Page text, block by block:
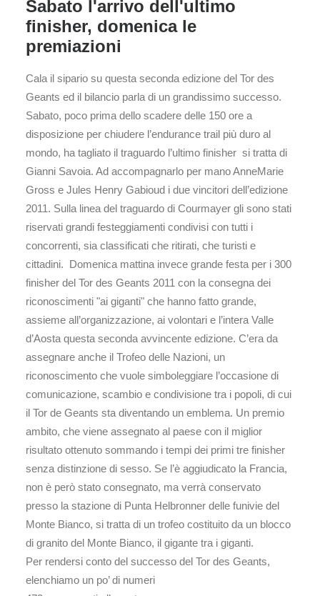
Sabato l'arrivo dell'ultimo
finisher, domenica le
premiazioni
Cala il sipario su questa seconda edizione del Tor des
Geants ed il bilancio parla di un grandissimo successo.
Sabato, poco prima dello scadere delle 150 ore a
disposizione per chiudere l’endurance trail più duro al
mondo, ha tagliato il traguardo l’ultimo finisher si tratta di
Gianni Savoia. Ad accompagnarlo per mano AnneMarie
Gross e Jules Henry Gabioud i due vincitori dell’edizione
2011. Sulla linea del traguardo di Courmayer gli sono stati
riservati grandi festeggiamenti condivisi con tutti i
concorrenti, sia classificati che ritirati, che turisti e
cittadini. Domenica mattina invece grande festa per i 300
finisher del Tor des Geants 2011 con la consegna dei
riconoscimenti "ai giganti" che hanno fatto grande,
assieme all’organizzazione, ai volontari e l’intera Valle
d’Aosta questa seconda avvincente edizione. C’era da
assegnare anche il Trofeo delle Nazioni, un
riconoscimento che vuole simboleggiare l’occasione di
comunicazione, scambio e condivisione tra i popoli, di cui
il Tor de Geants sta diventando un emblema. Un premio
ambito, che viene assegnato al paese con il miglior
risultato ottenuto sommando i tempi dei primi tre finisher
senza distinzione di sesso. Se l’è aggiudicato la Francia,
non è però stato consegnato, ma verrà conservato
presso la stazione di Punta Helbronner delle funivie del
Monte Bianco, si tratta di un trofeo costituito da un blocco
di granito del Monte Bianco, il gigante tra i giganti.
Per rendersi conto del successo del Tor des Geants,
elenchiamo un po’ di numeri